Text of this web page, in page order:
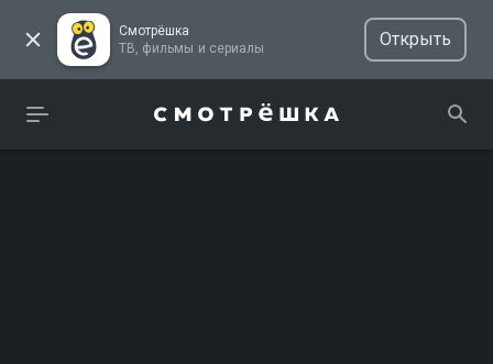
Смотрёшка
ТВ, фильмы и сериалы
Открыть